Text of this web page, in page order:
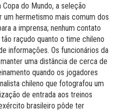
do Mundo, a seleção
um hermetismo mais comum dos
a imprensa; nenhum contato
raçudo quanto o time chileno
informações. Os funcionários da
uma distância de cerca de
quando os jogadores
chileno que fotografou um
de entrada aos treinos
brasileiro pôde ter